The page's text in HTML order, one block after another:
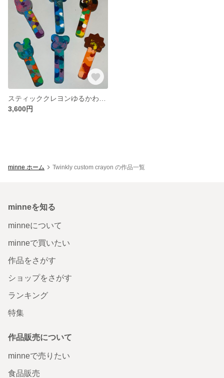
3,600円
minne ホーム Twinkly custom crayon の作品一覧
minneを知る
minneについて
minneで買いたい
作品をさがす
ショップをさがす
ランキング
特集
作品販売について
minneで売りたい
食品販売